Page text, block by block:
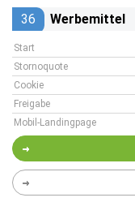
36 Werbemittel
Start
Stornoquote
Cookie
Freigabe
Mobil-Landingpage